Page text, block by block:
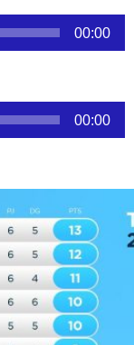
00:00
00:00